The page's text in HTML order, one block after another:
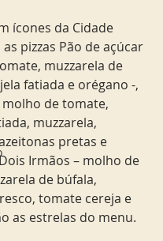
ícones da Cidade
pizzas Pão de açúcar
muzzarela de
fatiada e orégano -,
de tomate,
muzzarela,
pretas e
Irmãos – molho de
de búfala,
tomate cereja e
as estrelas do menu.